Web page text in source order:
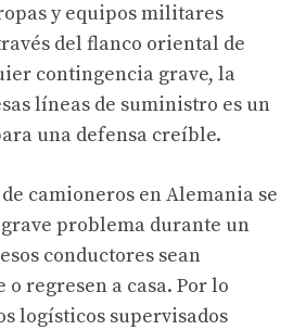
y equipos militares
del flanco oriental de
contingencia grave, la
líneas de suministro es un
una defensa creíble.
camioneros en Alemania se
problema durante un
conductores sean
regresen a casa. Por lo
logísticos supervisados